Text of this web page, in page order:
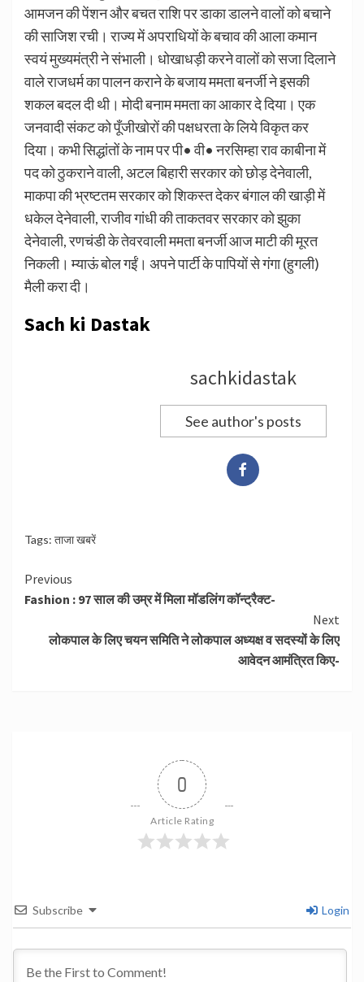
आमजन की पेंशन और बचत राशि पर डाका डालने वालों को बचाने
की साजिश रची। राज्य में अपराधियों के बचाव की आला कमान
स्वयं मुख्यमंत्री ने संभाली। धोखाधड़ी करने वालों को सजा दिलाने
वाले राजधर्म का पालन कराने के बजाय ममता बनर्जी ने इसकी
शकल बदल दी थी। मोदी बनाम ममता का आकार दे दिया। एक
जनवादी संकट को पूँजीखोरों की पक्षधरता के लिये विकृत कर
दिया। कभी सिद्धांतों के नाम पर पी• वी• नरसिम्हा राव काबीना में
पद को ठुकराने वाली, अटल बिहारी सरकार को छोड़ देनेवाली,
माकपा की भ्रष्टतम सरकार को शिकस्त देकर बंगाल की खाड़ी में
धकेल देनेवाली, राजीव गांधी की ताकतवर सरकार को झुका
देनेवाली, रणचंडी के तेवरवाली ममता बनर्जी आज माटी की मूरत
निकली। म्याऊं बोल गईं। अपने पार्टी के पापियों से गंगा (हुगली)
मैली करा दी।
Sach ki Dastak
sachkidastak
See author's posts
Tags: ताजा खबरें
Continue
Reading
Previous
Fashion : 97 साल की उम्र में मिला मॉडलिंग कॉन्ट्रैक्ट-
Next
लोकपाल के लिए चयन समिति ने लोकपाल अध्‍यक्ष व सदस्‍यों के लिए
आवेदन आमंत्रित किए-
0
Article Rating
Subscribe Login